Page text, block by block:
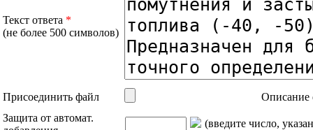
Текст ответа *
(не более 500 символов)
Присоединить файл
Описание
Защита от автомат.
(введите число,